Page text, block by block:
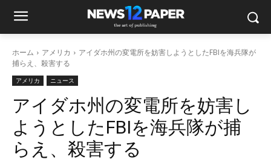
ホーム アメリカ
アイダホ州の変電所を妨害しようとしたFBIを海兵隊が
捕らえ、殺害する
アメリカ ニュース
アイダホ州の変電所を妨害し
ようとしたFBIを海兵隊が捕
らえ、殺害する